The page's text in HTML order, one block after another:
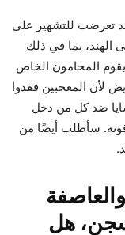
تعرضت للتشهير على
إلى الهند، بما في ذلك
المحامون الخاص
لأن المعجبين فقدوا
ضد كل من دخل
سأطلب أيضًا من
هل